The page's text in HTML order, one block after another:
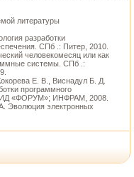
литературы
разработки
СПб .: Питер, 2010.
человекомесяц или как
системы. СПб .:
Е. В., Виснадул Б. Д.
программного
ИД «ФОРУМ»; ИНФРАМ, 2008.
Эволюция электронных